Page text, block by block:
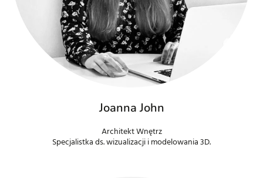
Joanna John
Architekt Wnętrz
Specjalistka ds. wizualizacji i modelowania 3D.